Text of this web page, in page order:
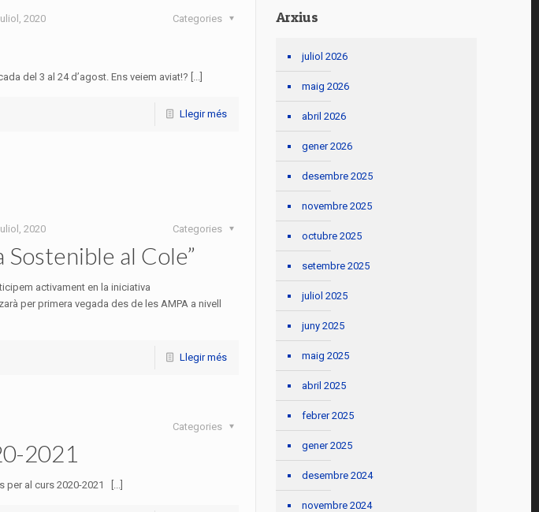
2020 Categories
del 3 al 24 d’agost. Ens veiem aviat!? [...]
Llegir més
2020 Categories
Sostenible al Cole”
activament en la iniciativa
per primera vegada des de les AMPA a nivell
Llegir més
Categories
2021
al curs 2020-2021 [...]
Arxius
juliol 2026
maig 2026
abril 2026
gener 2026
desembre 2025
novembre 2025
octubre 2025
setembre 2025
juliol 2025
juny 2025
maig 2025
abril 2025
febrer 2025
gener 2025
desembre 2024
novembre 2024